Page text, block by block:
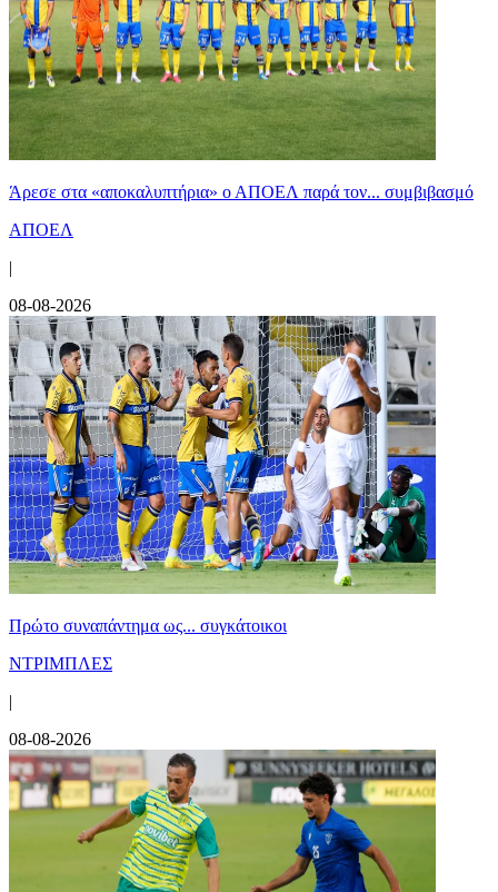
Άρεσε στα «αποκαλυπτήρια» ο ΑΠΟΕΛ παρά τον... συμβιβασμό
ΑΠΟΕΛ
|
08-08-2026
Πρώτο συναπάντημα ως... συγκάτοικοι
ΝΤΡΙΜΠΛΕΣ
|
08-08-2026